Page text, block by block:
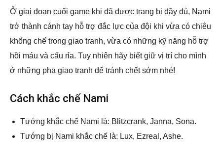
Ở giai đoạn cuối game khi đã được trang bị đầy đủ, Nami
trở thành cánh tay hỗ trợ đắc lực của đội khi vừa có chiêu
khống chế trong giao tranh, vừa có những kỹ năng hỗ trợ
hồi máu và cấu rỉa. Tuy nhiên hãy biết giữ vị trí cho mình
ở những pha giao tranh để tránh chết sớm nhé!
Cách khắc chế Nami
Tướng khắc chế Nami là: Blitzcrank, Janna, Sona.
Tướng bị Nami khắc chế là: Lux, Ezreal, Ashe.